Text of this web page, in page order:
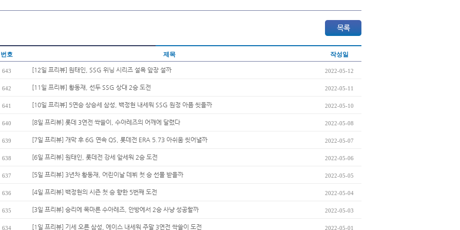
번호 제목 작성일
643 [12일 프리뷰] 원태인, SSG 위닝 시리즈 설욕 앞장 설까 2022-05-12
642 [11일 프리뷰] 황동재, 선두 SSG 상대 2승 도전 2022-05-11
641 [10일 프리뷰] 5연승 상승세 삼성, 백정현 내세워 SSG 원정 아픔 씻을까 2022-05-10
640 [8일 프리뷰] 롯데 3연전 싹쓸이, 수아레즈의 어깨에 달렸다 2022-05-08
639 [7일 프리뷰] 개막 후 6G 연속 QS, 롯데전 ERA 5.73 아쉬움 씻어낼까 2022-05-07
638 [6일 프리뷰] 원태인, 롯데전 강세 앞세워 2승 도전 2022-05-06
637 [5일 프리뷰] 3년차 황동재, 어린이날 데뷔 첫 승 선물 받을까 2022-05-05
636 [4일 프리뷰] 백정현의 시즌 첫 승 향한 5번째 도전 2022-05-04
635 [3일 프리뷰] 승리에 목마른 수아레즈, 안방에서 2승 사냥 성공할까 2022-05-03
634 [1일 프리뷰] 기세 오른 삼성, 에이스 내세워 주말 3연전 싹쓸이 도전 2022-05-01